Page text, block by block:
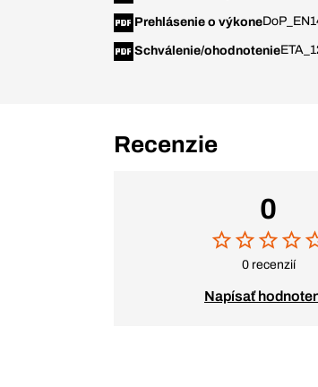
Prehlásenie o výkone
Schválenie/ohodnotenie
Recenzie
0
0 recenzií
Napísať